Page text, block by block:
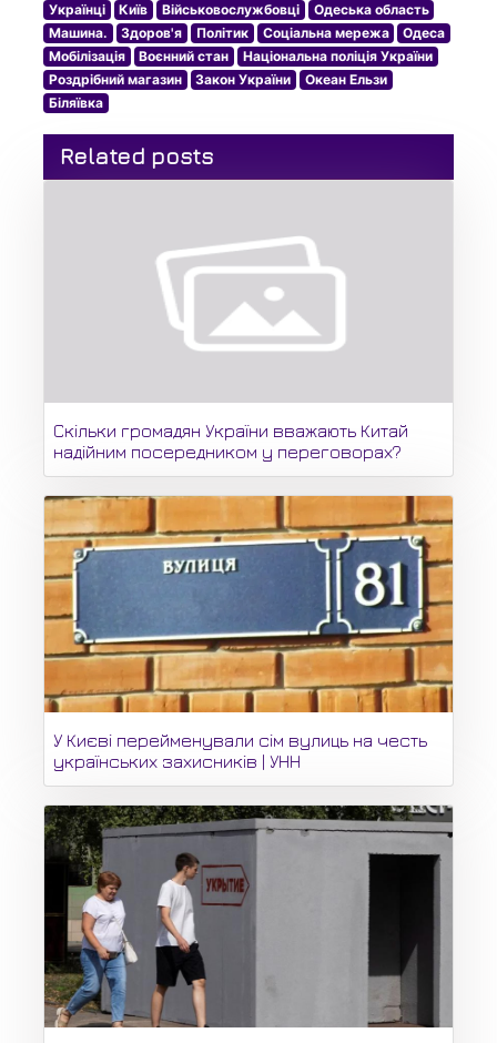
Українці Київ Військовослужбовці
Одеська область
Машина.
Здоров'я Політик Соціальна мережа
Одеса
Мобілізація
Воєнний стан
Національна поліція України
Роздрібний магазин
Закон України
Океан Ельзи
Біляївка
Related posts
Скільки громадян України вважають Китай
надійним посередником у переговорах?
У Києві перейменували сім вулиць на честь
українських захисників | УНН